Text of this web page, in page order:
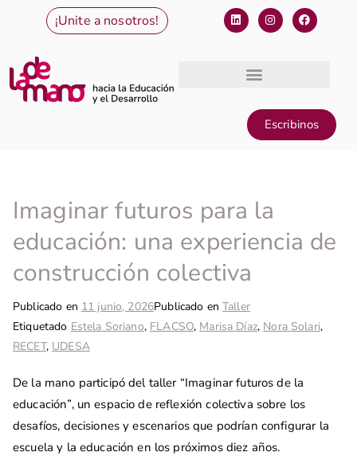
¡Unite a nosotros!
Escribinos
Imaginar futuros para la
educación: una experiencia de
construcción colectiva
Publicado en 11 junio, 2026Publicado enTaller
Etiquetado Estela Soriano, FLACSO, Marisa Díaz, Nora Solari,
RECET, UDESA
De la mano participó del taller “Imaginar futuros de la
educación”, un espacio de reflexión colectiva sobre los
desafíos, decisiones y escenarios que podrían configurar la
escuela y la educación en los próximos diez años.